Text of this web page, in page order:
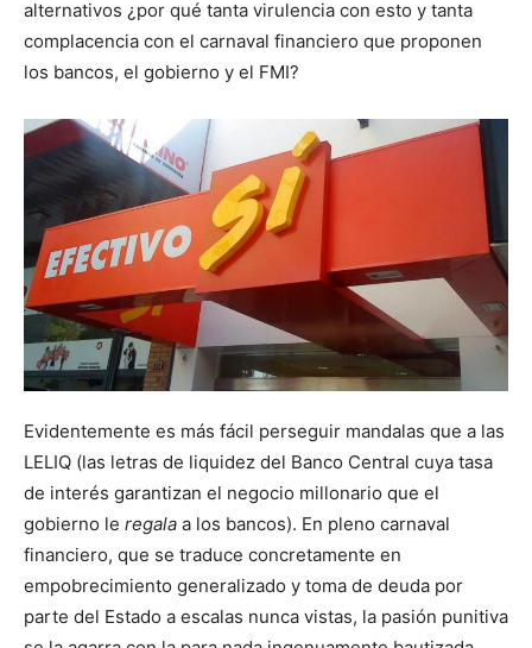
alternativos ¿por qué tanta virulencia con esto y tanta
complacencia con el carnaval financiero que proponen
los bancos, el gobierno y el FMI?
Evidentemente es más fácil perseguir mandalas que a las
LELIQ (las letras de liquidez del Banco Central cuya tasa
de interés garantizan el negocio millonario que el
gobierno le regala a los bancos). En pleno carnaval
financiero, que se traduce concretamente en
empobrecimiento generalizado y toma de deuda por
parte del Estado a escalas nunca vistas, la pasión punitiva